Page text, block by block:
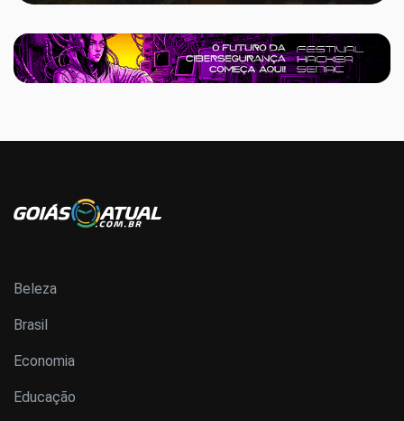
Beleza
Brasil
Economia
Educação